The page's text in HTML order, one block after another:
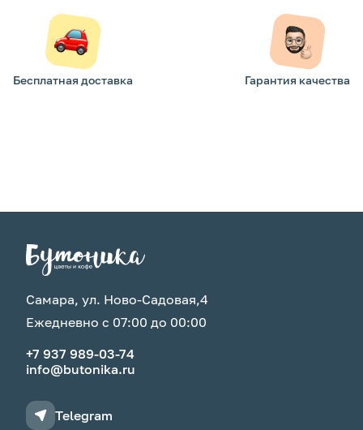
Бесплатная доставка Гарантия качества
Самара, ул. Ново-Садовая,4
Ежедневно с 07:00 до 00:00
+7 937 989-03-74
info@butonika.ru
Telegram